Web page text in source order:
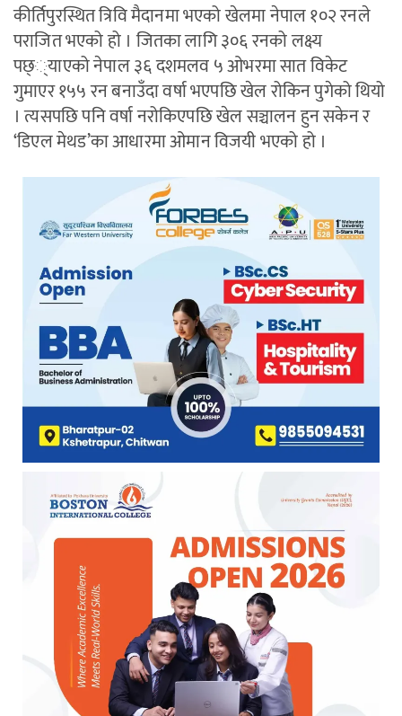
कीर्तिपुरस्थित त्रिवि मैदानमा भएको खेलमा नेपाल १०२ रनले
पराजित भएको हो । जितका लागि ३०६ रनको लक्ष्य
पछ््याएको नेपाल ३६ दशमलव ५ ओभरमा सात विकेट
गुमाएर १५५ रन बनाउँदा वर्षा भएपछि खेल रोकिन पुगेको थियो
। त्यसपछि पनि वर्षा नरोकिएपछि खेल सञ्चालन हुन सकेन र
‘डिएल मेथड’का आधारमा ओमान विजयी भएको हो ।